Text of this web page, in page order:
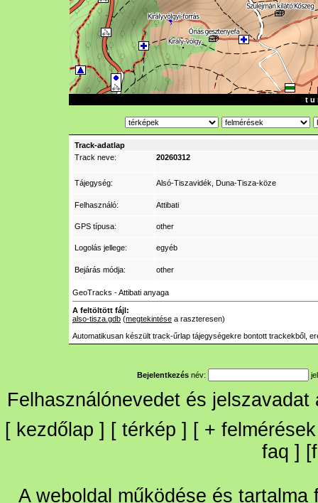
t u
Track-adatlap
Track neve:
20260312
Tájegység: Alsó-Tiszavidék, Duna-Tisza-köze
Felhasználó: Attibati
GPS típusa: other
Logolás jellege: egyéb
Bejárás módja: other
GeoTracks - Attibati anyaga
A feltöltött fájl:
also-tisza.gdb (megtekintése a raszteresen)
Automatikusan készült track-űrlap tájegységekre bontott trackekből,
Bejelentkezés név:
Felhasználónevedet és
[ kezdőlap ] [ térkép ] [ + felmérések
faq ] [
A weboldal működése és